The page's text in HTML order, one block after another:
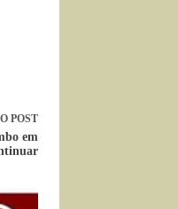
POST
em